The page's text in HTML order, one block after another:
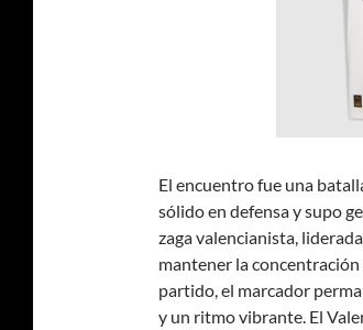
El encuentro fue una
sólido en defensa y supo
zaga valencianista,
mantener la
partido, el marcador
y un ritmo vibrante. El